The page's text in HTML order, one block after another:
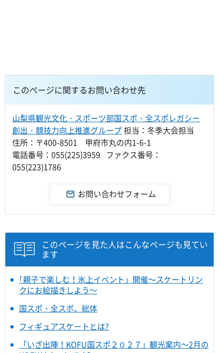
このページに関するお問い合わせ先
山梨県観光文化・スポーツ部国スポ・全スポレガシー
創出・競技力向上推進グループ担当：冬季大会担当
住所：〒400-8501 甲府市丸の内1-6-1
電話番号：055(225)3959 ファクス番号：
055(223)1786
このページを見た人はこんなページも見てい
ます
｢親子で楽しむ！氷上イベント」開催～スケートリン
クにお絵描きしよう～
国スポ・全スポ、総体
フィギュアスケートとは?
「いざ出陣！KOFU国スポ２０２７」観光案内～2月の